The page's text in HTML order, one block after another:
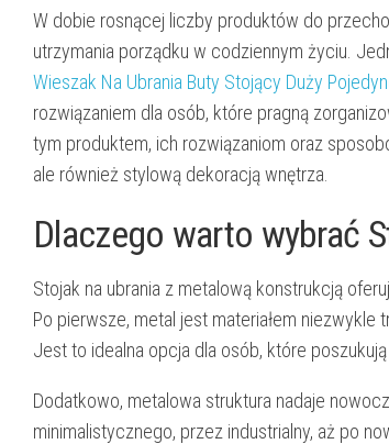
W dobie rosnącej liczby produktów do
utrzymania porządku w codziennym życiu.
Wieszak Na Ubrania Buty Stojący Duży
rozwiązaniem dla osób, które pragną
tym produktem, ich rozwiązaniom oraz
ale również stylową dekoracją wnętrza.
Dlaczego warto wybrać
Stojak na ubrania z metalową konstrukcją
Po pierwsze, metal jest materiałem niezwykle
Jest to idealna opcja dla osób, które
Dodatkowo, metalowa struktura nadaje
minimalistycznego, przez industrialny, aż po